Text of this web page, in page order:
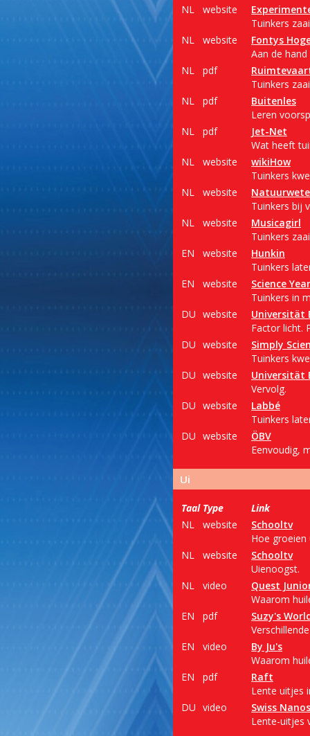
NL
website
Tuinkers
NL
website
Fontys
Aan de
NL
pdf
Tuinkers
NL
pdf
Buitenles
Leren
NL
pdf
Jet-Net
Wat heeft
NL
website
wikiHow
Tuinkers
NL
website
Tuinkers bij
NL
website
Musicagirl
Tuinkers
EN
website
Hunkin
Tuinkers
EN
website
Science
Tuinkers in
DU website
Universität
Factor licht.
DU website
Simply
Tuinkers
DU website
Universität
Vervolg.
DU website
Labbé
Tuinkers
DU website
ÖBV
Eenvoudig,
Ui
Taal Type
Link
NL
website
Schooltv
Hoe groeien
NL
website
Schooltv
Uienoogst.
NL
video
Quest
Waarom
EN
pdf
Suzy's
EN
video
By Ju's
Waarom
EN
pdf
Raft
Lente uitjes
DU video
Swiss
Lente-uitjes